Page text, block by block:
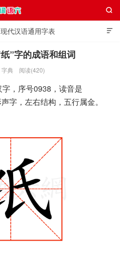

现代汉语通用字表
独体字大全 极简英语词典

”字的成语和组词
字典 阅读(420)
，序号0938，读音是
字，左右结构，五行属金。